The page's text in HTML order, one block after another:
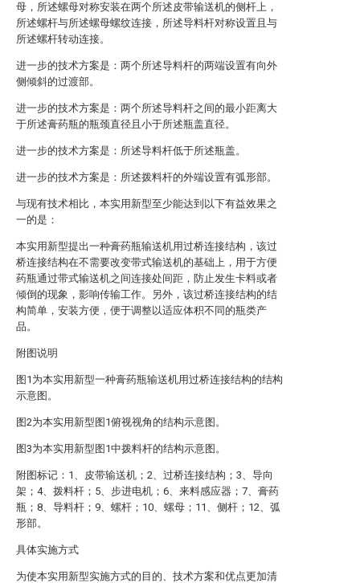
母，所述螺母对称安装在两个所述皮带输送机的侧杆上，
所述螺杆与所述螺母螺纹连接，所述导料杆对称设置且与
所述螺杆转动连接。
进一步的技术方案是：两个所述导料杆的两端设置有向外
侧倾斜的过渡部。
进一步的技术方案是：两个所述导料杆之间的最小距离大
于所述膏药瓶的瓶颈直径且小于所述瓶盖直径。
进一步的技术方案是：所述导料杆低于所述瓶盖。
进一步的技术方案是：所述拨料杆的外端设置有弧形部。
与现有技术相比，本实用新型至少能达到以下有益效果之
一的是：
本实用新型提出一种膏药瓶输送机用过桥连接结构，该过
桥连接结构在不需要改变带式输送机的基础上，用于方便
药瓶通过带式输送机之间连接处间距，防止发生卡料或者
倾倒的现象，影响传输工作。另外，该过桥连接结构的结
构简单，安装方便，便于调整以适应体积不同的瓶类产
品。
附图说明
图1为本实用新型一种膏药瓶输送机用过桥连接结构的结构
示意图。
图2为本实用新型图1俯视视角的结构示意图。
图3为本实用新型图1中拨料杆的结构示意图。
附图标记：1、皮带输送机；2、过桥连接结构；3、导向
架；4、拨料杆；5、步进电机；6、来料感应器；7、膏药
瓶；8、导料杆；9、螺杆；10、螺母；11、侧杆；12、弧
形部。
具体实施方式
为使本实用新型实施方式的目的、技术方案和优点更加清